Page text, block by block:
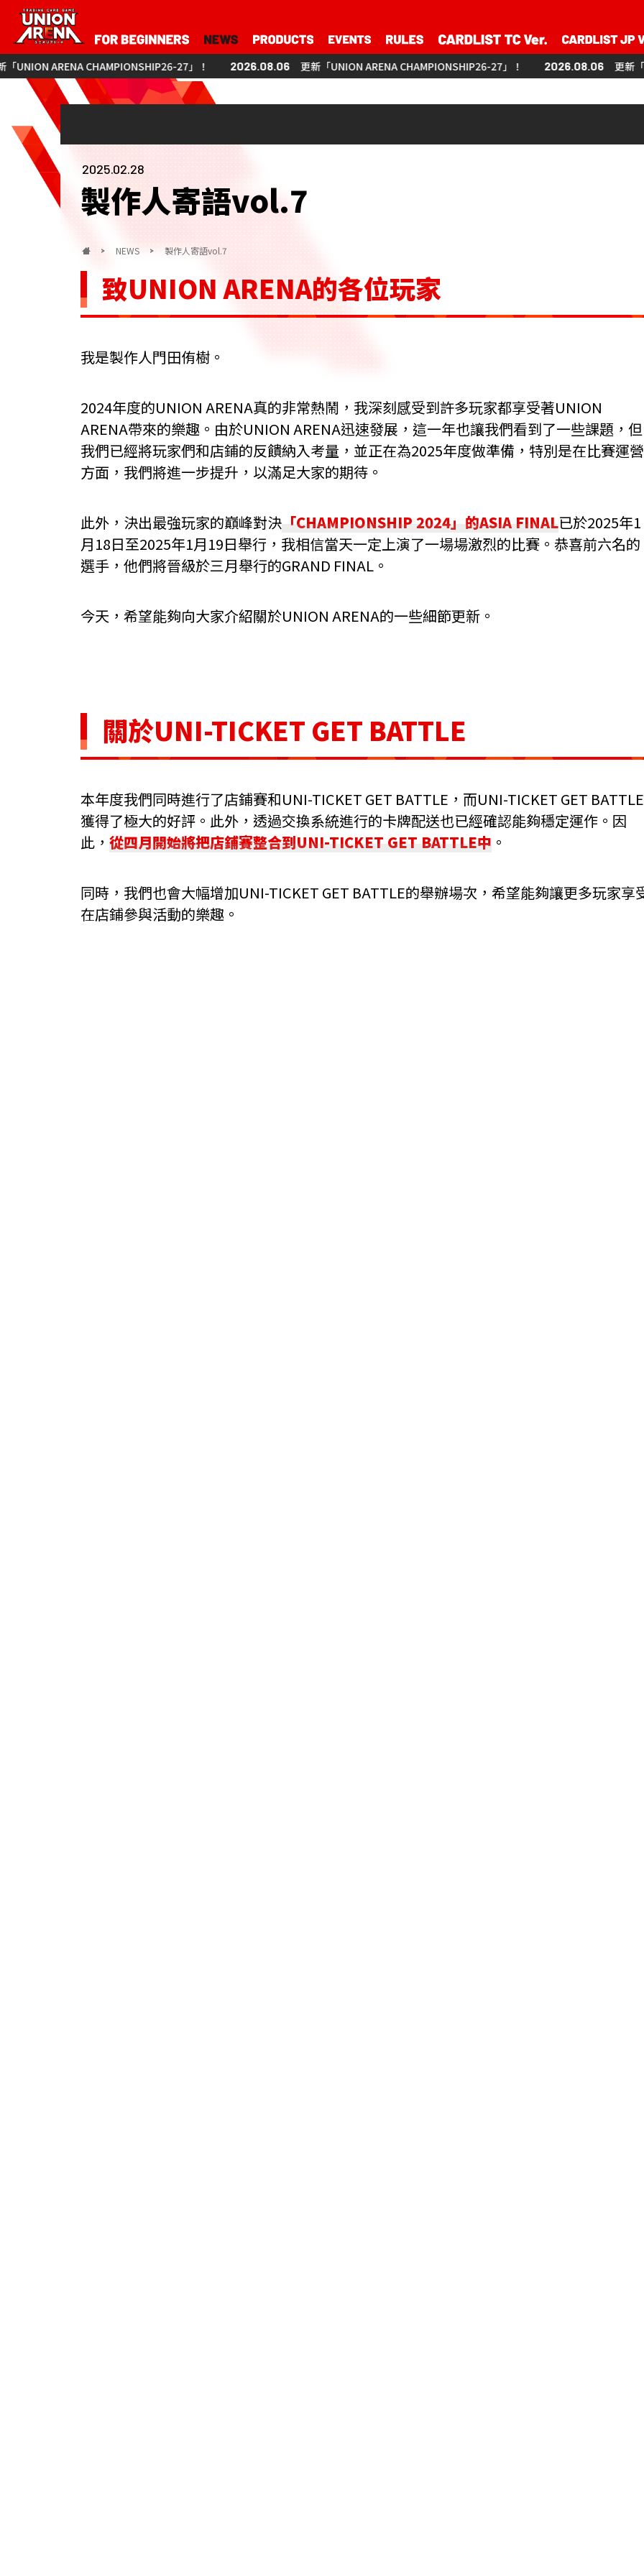
CHAMPIONSHIP26-27」！ 2026.08.06 更新「UNION ARENA CHAMPIONSHIP26-27」！ 2026.08.06 更新「UNION ARENA
2025.02.28
製作人寄語vol.7
NEWS 製作人寄語vol.7
致UNION ARENA的各位玩家
我是製作人門田侑樹。
2024年度的UNION ARENA真的非常熱鬧，我深刻感受到許多玩家都享受著UNION
ARENA帶來的樂趣。由於UNION ARENA迅速發展，這一年也讓我們看到了一些課題，但
我們已經將玩家們和店鋪的反饋納入考量，並正在為2025年度做準備，特別是在比賽運營
方面，我們將進一步提升，以滿足大家的期待。
此外，決出最強玩家的巔峰對決「CHAMPIONSHIP 2024」的ASIA FINAL已於2025年1
月18日至2025年1月19日舉行，我相信當天一定上演了一場場激烈的比賽。恭喜前六名的
選手，他們將晉級於三月舉行的GRAND FINAL。
今天，希望能夠向大家介紹關於UNION ARENA的一些細節更新。
關於UNI-TICKET GET BATTLE
本年度我們同時進行了店鋪賽和UNI-TICKET GET BATTLE，而UNI-TICKET GET BATTLE
獲得了極大的好評。此外，透過交換系統進行的卡牌配送也已經確認能夠穩定運作。因
此， 從四月開始將把店鋪賽整合到UNI-TICKET GET BATTLE中 。
同時，我們也會大幅增加UNI-TICKET GET BATTLE的舉辦場次，希望能夠讓更多玩家享
在店鋪參與活動的樂趣。